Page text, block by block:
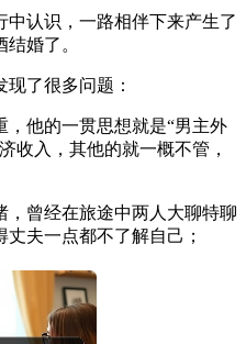
认识，一路相伴下来产生了
婚了。
了很多问题：
他的一贯思想就是“男主外
收入，其他的就一概不管，
曾经在旅途中两人大聊特聊
夫一点都不了解自己；